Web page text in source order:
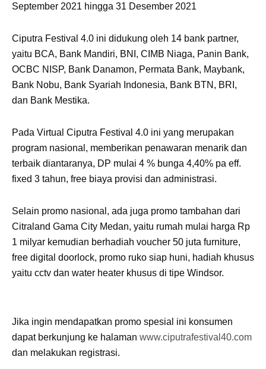
September 2021 hingga 31 Desember 2021
Ciputra Festival 4.0 ini didukung oleh 14 bank partner,
yaitu BCA, Bank Mandiri, BNI, CIMB Niaga, Panin Bank,
OCBC NISP, Bank Danamon, Permata Bank, Maybank,
Bank Nobu, Bank Syariah Indonesia, Bank BTN, BRI,
dan Bank Mestika.
Pada Virtual Ciputra Festival 4.0 ini yang merupakan
program nasional, memberikan penawaran menarik dan
terbaik diantaranya, DP mulai 4 % bunga 4,40% pa eff.
fixed 3 tahun, free biaya provisi dan administrasi.
Selain promo nasional, ada juga promo tambahan dari
Citraland Gama City Medan, yaitu rumah mulai harga Rp
1 milyar kemudian berhadiah voucher 50 juta furniture,
free digital doorlock, promo ruko siap huni, hadiah khusus
yaitu cctv dan water heater khusus di tipe Windsor.
Jika ingin mendapatkan promo spesial ini konsumen
dapat berkunjung ke halaman www.ciputrafestival40.com
dan melakukan registrasi.